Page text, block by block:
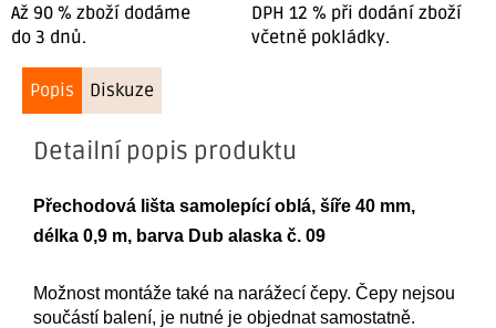
Až 90 % zboží dodáme
do 3 dnů.
DPH 12 % při dodání zboží
včetně pokládky.
Popis Diskuze
Detailní popis produktu
Přechodová lišta samolepící oblá, šíře 40 mm,
délka 0,9 m, barva Dub alaska č. 09
Možnost montáže také na narážecí čepy. Čepy nejsou
součástí balení, je nutné je objednat samostatně.